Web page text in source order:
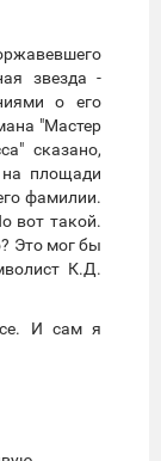
звезда -
о его
"Мастер
сказано,
на площади
фамилии.
вот такой.
Это мог бы
К.Д.
И сам я